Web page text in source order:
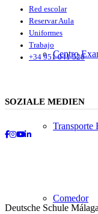
Centro
Transporte
Comedor
Red escolar
Reservar Aula
Uniformes
Trabajo
+34 951 041 520
SOZIALE MEDIEN
Deutsche Schule